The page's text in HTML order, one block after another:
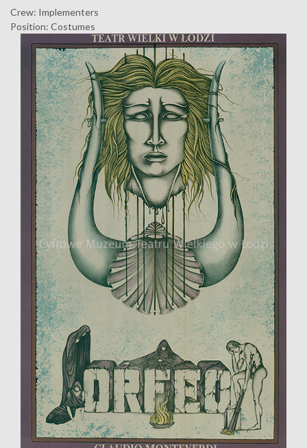
Crew: Implementers
Position: Costumes